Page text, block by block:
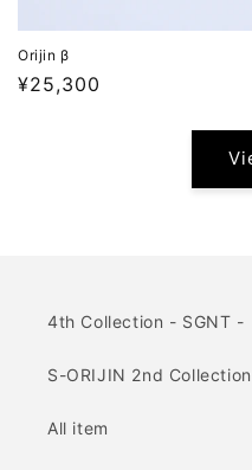
Orijin β
Regular
¥25,300
4th Collection - SGNT -
S-ORIJIN 2nd
All item